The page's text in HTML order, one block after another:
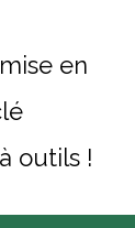
en
outils !